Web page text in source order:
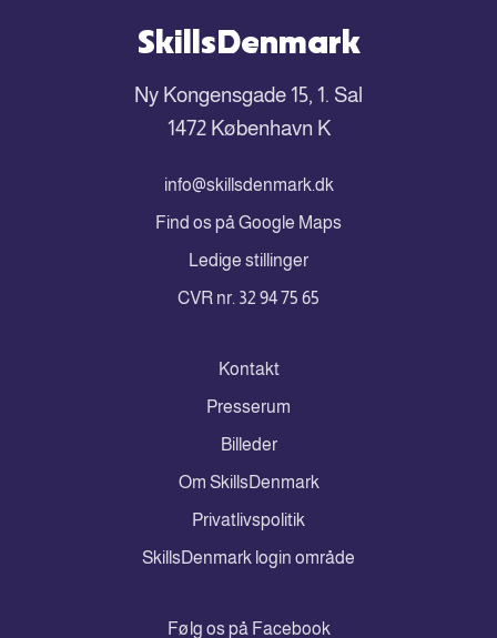
SkillsDenmark
Ny Kongensgade 15, 1. Sal
1472 København K
info@skillsdenmark.dk
Find os på Google Maps
Ledige stillinger
CVR nr. 32 94 75 65
Kontakt
Presserum
Billeder
Om SkillsDenmark
Privatlivspolitik
SkillsDenmark login område
Følg os på Facebook